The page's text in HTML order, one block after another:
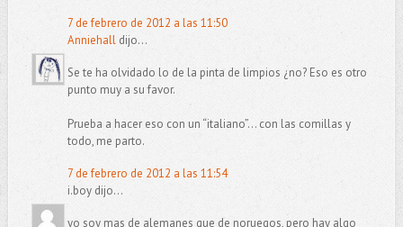
7 de febrero de 2012 a las 11:50
Anniehalldijo...
Se te ha olvidado lo de la pinta de limpios ¿no? Eso es otro
punto muy a su favor.
Prueba a hacer eso con un “italiano”… con las comillas y
todo, me parto.
7 de febrero de 2012 a las 11:54
i.boy dijo...
yo soy mas de alemanes que de noruegos, pero hay algo